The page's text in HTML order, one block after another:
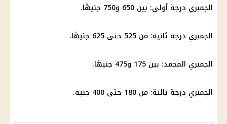
الجمبري درجة أولى: بين 650 و750 جنيهًا.
الجمبري درجة ثانية: من 525 حتى 625 جنيهًا.
الجمبري المجمد: بين 175 و475 جنيهًا.
الجمبري درجة ثالثة: من 180 حتى 400 جنيه.